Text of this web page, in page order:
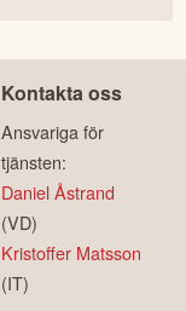
Kontakta oss
Ansvariga för
tjänsten:
Daniel Åstrand
(VD)
Kristoffer Matsson
(IT)